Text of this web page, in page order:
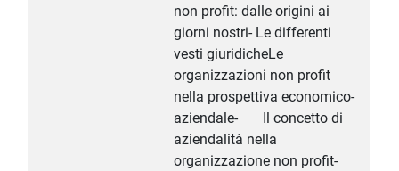
non profit: dalle origini ai
giorni nostri- Le differenti
vesti giuridicheLe
organizzazioni non profit
nella prospettiva economico-
aziendale- Il concetto di
aziendalità nella
organizzazione non profit-